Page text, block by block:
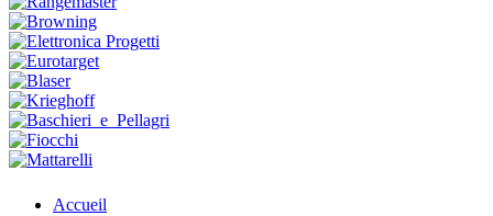
Accueil